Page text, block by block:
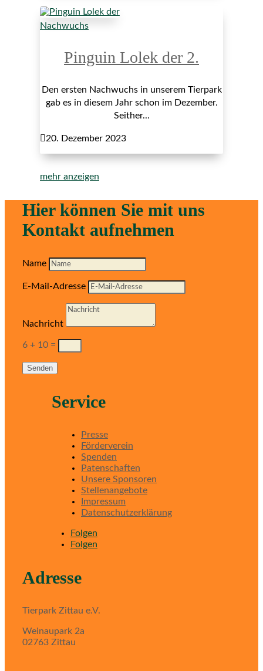
Nachwuchs
Pinguin Lolek der 2.
Den ersten Nachwuchs in unserem Tierpark
gab es in diesem Jahr schon im Dezember.
Seither...
20. Dezember 2023
mehr anzeigen
Hier können Sie mit uns
Kontakt aufnehmen
Name
E-Mail-Adresse
Nachricht
6 + 10 =
Senden
Service
Presse
Förderverein
Spenden
Patenschaften
Unsere Sponsoren
Stellenangebote
Impressum
Datenschutzerklärung
Folgen
Folgen
Adresse
Tierpark Zittau e.V.
Weinaupark 2a
02763 Zittau